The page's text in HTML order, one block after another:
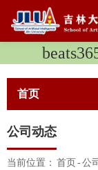
首页
公司动态
当前位置： 首页 -公